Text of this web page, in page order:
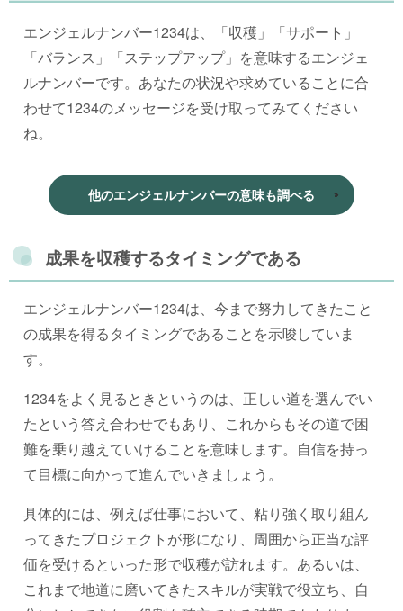
エンジェルナンバー1234は、「収穫」「サポート」
「バランス」「ステップアップ」を意味するエンジェ
ルナンバーです。あなたの状況や求めていることに合
わせて1234のメッセージを受け取ってみてください
ね。
他のエンジェルナンバーの意味も調べる
成果を収穫するタイミングである
エンジェルナンバー1234は、今まで努力してきたこと
の成果を得るタイミングであることを示唆していま
す。
1234をよく見るときというのは、正しい道を選んでい
たという答え合わせでもあり、これからもその道で困
難を乗り越えていけることを意味します。自信を持っ
て目標に向かって進んでいきましょう。
具体的には、例えば仕事において、粘り強く取り組ん
ってきたプロジェクトが形になり、周囲から正当な評
価を受けるといった形で収穫が訪れます。あるいは、
これまで地道に磨いてきたスキルが実戦で役立ち、自